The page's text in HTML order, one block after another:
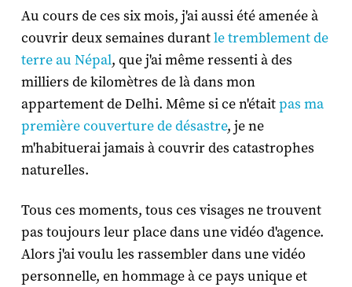
Au cours de ces six mois, j'ai aussi été amenée à
couvrir deux semaines durantle tremblement de
terre au Népal, que j'ai même ressenti à des
milliers de kilomètres de là dans mon
appartement de Delhi. Même si ce n'étaitpas ma
première couverture de désastre, je ne
m'habituerai jamais à couvrir des catastrophes
naturelles.
Tous ces moments, tous ces visages ne trouvent
pas toujours leur place dans une vidéo d'agence.
Alors j'ai voulu les rassembler dans une vidéo
personnelle, en hommage à ce pays unique et